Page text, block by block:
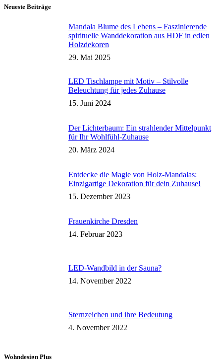
Neueste Beiträge
Mandala Blume des Lebens – Faszinierende
spirituelle Wanddekoration aus HDF in edlen
Holzdekoren
29. Mai 2025
LED Tischlampe mit Motiv – Stilvolle
Beleuchtung für jedes Zuhause
15. Juni 2024
Der Lichterbaum: Ein strahlender Mittelpunkt
für Ihr Wohlfühl-Zuhause
20. März 2024
Entdecke die Magie von Holz-Mandalas:
Einzigartige Dekoration für dein Zuhause!
15. Dezember 2023
Frauenkirche Dresden
14. Februar 2023
LED-Wandbild in der Sauna?
14. November 2022
Sternzeichen und ihre Bedeutung
4. November 2022
Wohndesign Plus